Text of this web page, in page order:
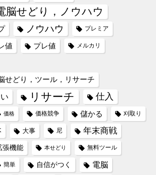
脳せどり，ノウハウ
ノウハウ プレミア
値 プレ値 メルカリ
せどり，ツール，リサーチ
リサーチ 仕入
価格 価格競争 儲かる 刈取り
大事 尼 年末商戦
張機能 本せどり 無料ツール
簡単 自信がつく 電脳